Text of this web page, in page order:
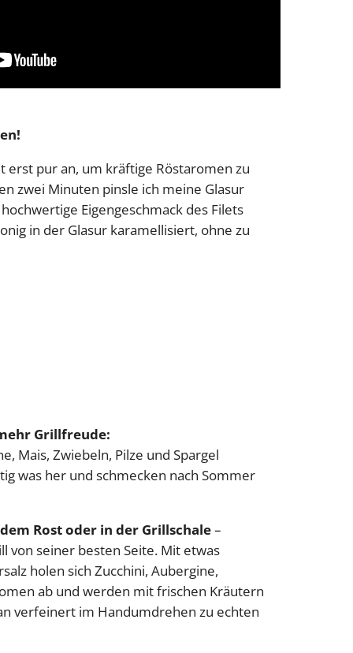
erst pur an, um kräftige Röstaromen zu
zwei Minuten pinsle ich meine Glasur
Eigengeschmack des Filets
in der Glasur karamellisiert, ohne zu
Grillfreude:
Mais, Zwiebeln, Pilze und Spargel
was her und schmecken nach Sommer
Rost oder in der Grillschale–
von seiner besten Seite. Mit etwas
holen sich Zucchini, Aubergine,
ab und werden mit frischen Kräutern
verfeinert im Handumdrehen zu echten